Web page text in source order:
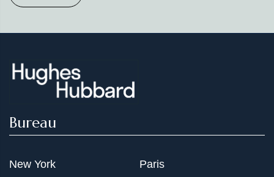
Bureau
New York Paris